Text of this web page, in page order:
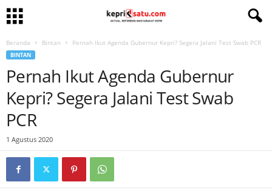
Beranda Bintan Pernah Ikut Agenda Gubernur Kepri? Segera Jalani Test Swab PCR
BINTAN
Pernah Ikut Agenda Gubernur
Kepri? Segera Jalani Test Swab
PCR
1 Agustus 2020